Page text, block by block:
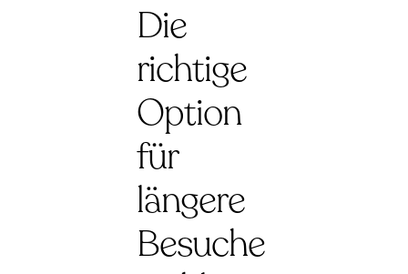
Die
richtige
Option
für
längere
Besuche